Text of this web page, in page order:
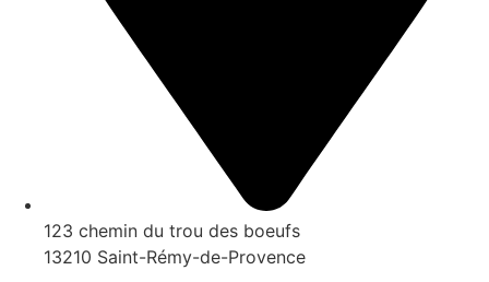
123 chemin du trou des boeufs
13210 Saint-Rémy-de-Provence